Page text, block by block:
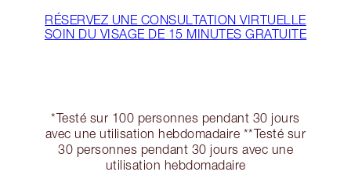
RÉSERVEZ UNE CONSULTATION VIRTUELLE
SOIN DU VISAGE DE 15 MINUTES GRATUITE
*Testé sur 100 personnes pendant 30 jours
avec une utilisation hebdomadaire **Testé sur
30 personnes pendant 30 jours avec une
utilisation hebdomadaire